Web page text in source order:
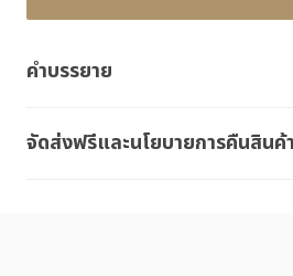
คำบรรยาย
จัดส่งฟรีและนโยบายการคืนสินค้